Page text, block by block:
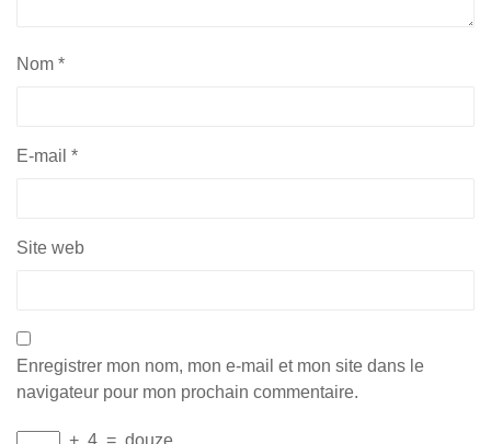
Nom *
E-mail *
Site web
Enregistrer mon nom, mon e-mail et mon site dans le
navigateur pour mon prochain commentaire.
+ 4 = douze